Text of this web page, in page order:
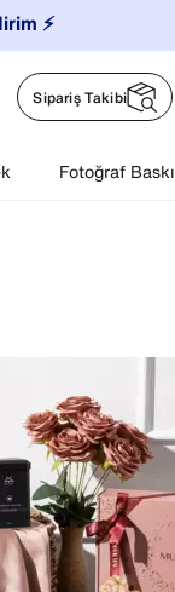
⚡️
Sipariş Takibi
Fotoğraf Baskı